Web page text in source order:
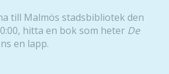
till Malmös stadsbibliotek den
hitta en bok som heter De
en lapp.